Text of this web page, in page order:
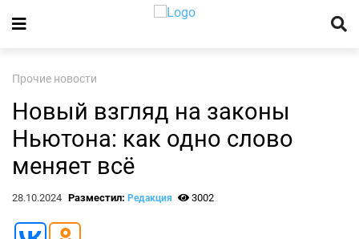
Прочие новости
Новый взгляд на законы
Ньютона: как одно слово
меняет всё
28.10.2024 Разместил: Редакция 3002